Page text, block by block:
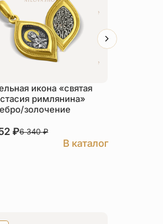
икона «святая
римлянина»
золочение
₽6 340₽
В каталог